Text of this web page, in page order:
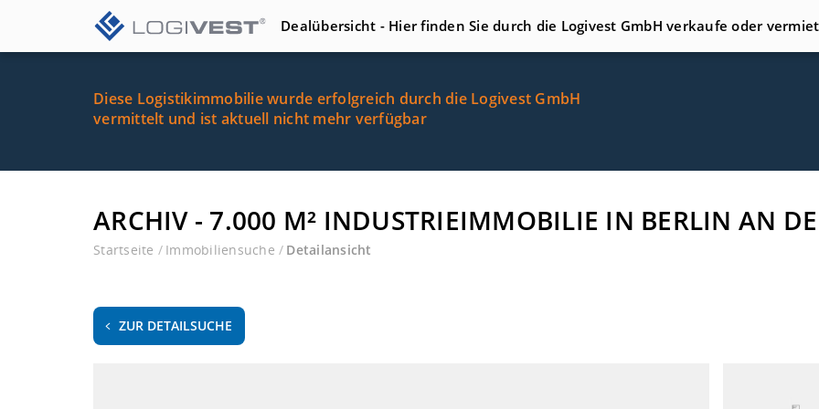
Dealübersicht - Hier finden Sie durch die Logivest GmbH verkaufe oder
Diese Logistikimmobilie wurde erfolgreich durch die Logivest GmbH
vermittelt und ist aktuell nicht mehr verfügbar
ARCHIV - 7.000 M² INDUSTRIEIMMOBILIE IN BERLIN AN
Startseite / Immobiliensuche / Detailansicht
ZUR DETAILSUCHE